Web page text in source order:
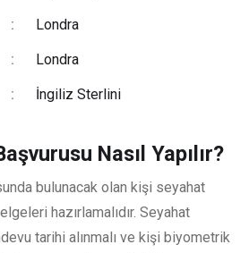
: Londra
: Londra
: İngiliz Sterlini
Nasıl Yapılır?
bulunacak olan kişi seyahat
hazırlamalıdır. Seyahat
tarihi alınmalı ve kişi biyometrik